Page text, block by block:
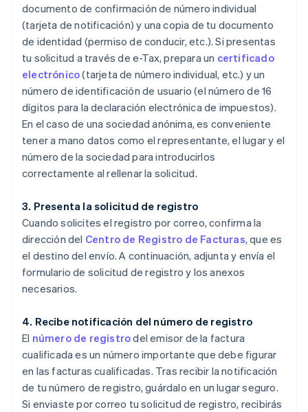
documento de confirmación de número individual
(tarjeta de notificación) y una copia de tu documento
de identidad (permiso de conducir, etc.). Si presentas
tu solicitud a través de e-Tax, prepara un certificado
electrónico(tarjeta de número individual, etc.) y un
número de identificación de usuario (el número de 16
dígitos para la declaración electrónica de impuestos).
En el caso de una sociedad anónima, es conveniente
tener a mano datos como el representante, el lugar y el
número de la sociedad para introducirlos
correctamente al rellenar la solicitud.
3. Presenta la solicitud de registro
Cuando solicites el registro por correo, confirma la
dirección del Centro de Registro de Facturas, que es
el destino del envío. A continuación, adjunta y envía el
formulario de solicitud de registro y los anexos
necesarios.
4. Recibe notificación del número de registro
El número de registrodel emisor de la factura
cualificada es un número importante que debe figurar
en las facturas cualificadas. Tras recibir la notificación
de tu número de registro, guárdalo en un lugar seguro.
Si enviaste por correo tu solicitud de registro, recibirás